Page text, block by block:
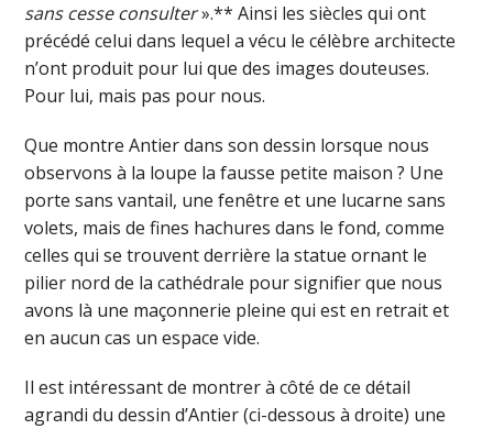
sans cesse consulter».** Ainsi les siècles qui ont
précédé celui dans lequel a vécu le célèbre architecte
n’ont produit pour lui que des images douteuses.
Pour lui, mais pas pour nous.
Que montre Antier dans son dessin lorsque nous
observons à la loupe la fausse petite maison ? Une
porte sans vantail, une fenêtre et une lucarne sans
volets, mais de fines hachures dans le fond, comme
celles qui se trouvent derrière la statue ornant le
pilier nord de la cathédrale pour signifier que nous
avons là une maçonnerie pleine qui est en retrait et
en aucun cas un espace vide.
Il est intéressant de montrer à côté de ce détail
agrandi du dessin d’Antier (ci-dessous à droite) une